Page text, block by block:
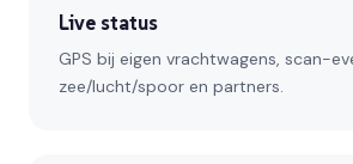
Live status
GPS bij eigen vrachtwagens, scan-
zee/lucht/spoor en partners.